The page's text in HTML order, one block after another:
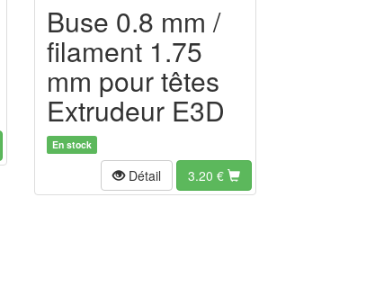
Buse 0.8 mm /
filament 1.75
mm pour têtes
Extrudeur E3D
En stock
Détail 3.20 €